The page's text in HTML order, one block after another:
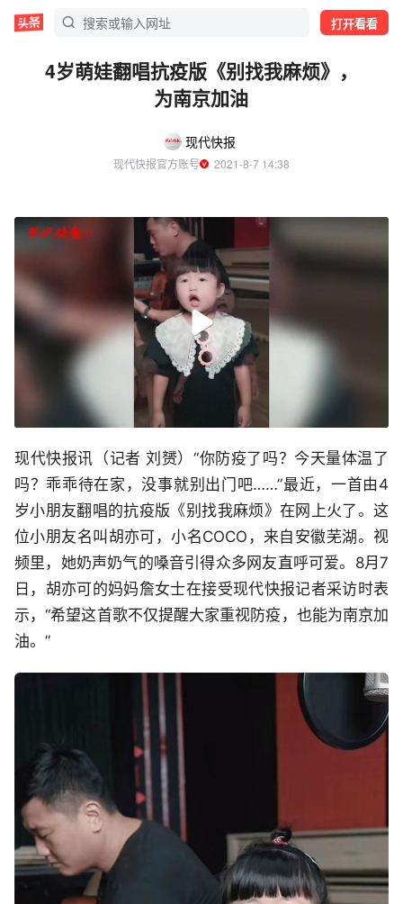
打开看看
4岁萌娃翻唱抗疫版《别找我麻烦》，
为南京加油
现代快报
现代快报官方账号
  2021-8-7 14:38
现代快报讯（记者 刘赟）“你防疫了吗？今天量体温了
吗？乖乖待在家，没事就别出门吧……”最近，一首由4
岁小朋友翻唱的抗疫版《别找我麻烦》在网上火了。这
位小朋友名叫胡亦可，小名COCO，来自安徽芜湖。视
频里，她奶声奶气的嗓音引得众多网友直呼可爱。8月7
日，胡亦可的妈妈詹女士在接受现代快报记者采访时表
示，“希望这首歌不仅提醒大家重视防疫，也能为南京加
油。”